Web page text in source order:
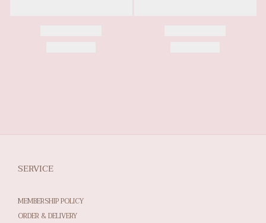
SERVICE
MEMBERSHIP POLICY
ORDER & DELIVERY